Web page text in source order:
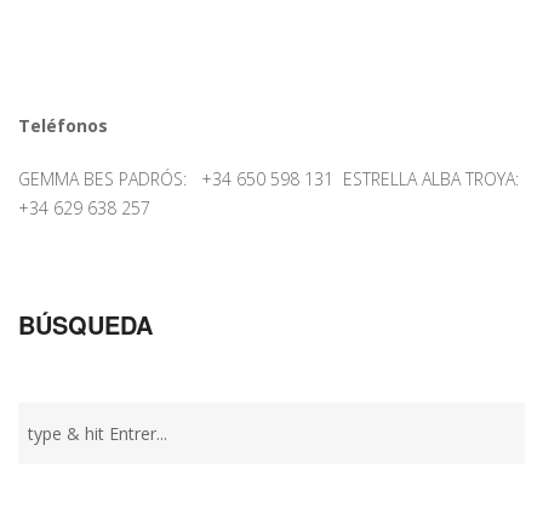
Teléfonos
GEMMA BES PADRÓS: +34 650 598 131 ESTRELLA ALBA TROYA:
+34 629 638 257
BÚSQUEDA